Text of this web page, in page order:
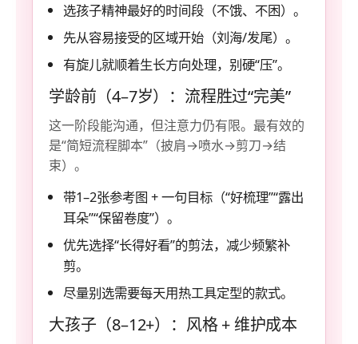
选孩子精神最好的时间段（不饿、不困）。
先从容易接受的区域开始（刘海/发尾）。
有旋儿就顺着生长方向处理，别硬“压”。
学龄前（4–7岁）：流程胜过“完美”
这一阶段能沟通，但注意力仍有限。最有效的
是“简短流程脚本”（披肩→喷水→剪刀→结
束）。
带1–2张参考图 + 一句目标（“好梳理”“露出
耳朵”“保留卷度”）。
优先选择“长得好看”的剪法，减少频繁补
剪。
尽量别选需要每天用热工具定型的款式。
大孩子（8–12+）：风格 + 维护成本